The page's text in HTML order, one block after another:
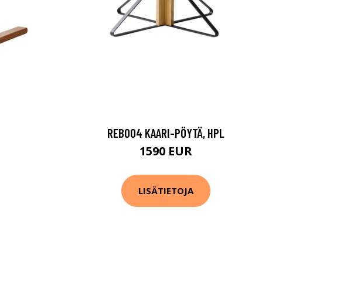
REB004 KAARI-PÖYTÄ, HPL
1590 EUR
LISÄTIETOJA